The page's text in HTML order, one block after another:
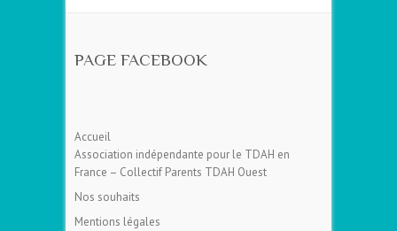
PAGE FACEBOOK
Accueil
Association indépendante pour le TDAH en
France – Collectif Parents TDAH Ouest
Nos souhaits
Mentions légales